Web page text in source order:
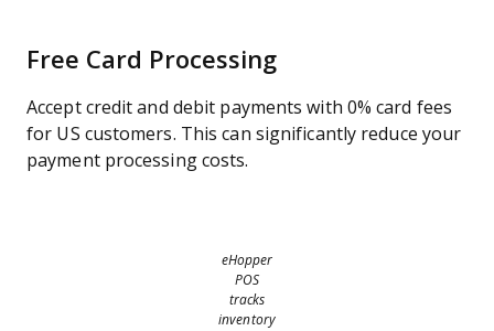
Free Card Processing
Accept credit and debit payments with 0% card fees
for US customers. This can significantly reduce your
payment processing costs.
eHopper
POS
tracks
inventory